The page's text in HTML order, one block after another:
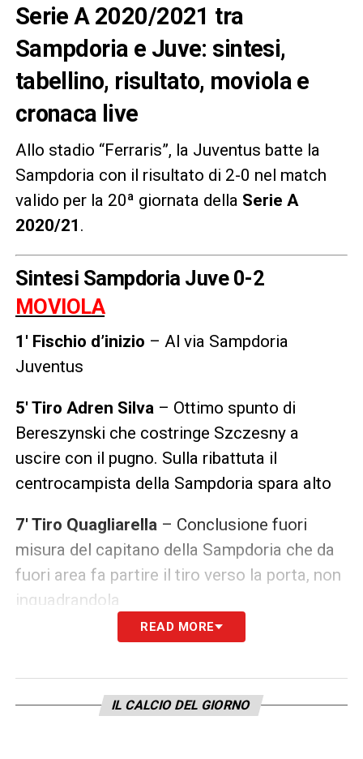
Serie A 2020/2021 tra
Sampdoria e Juve: sintesi,
tabellino, risultato, moviola e
cronaca live
Allo stadio “Ferraris”, la Juventus batte la
Sampdoria con il risultato di 2-0 nel match
valido per la 20ª giornata della Serie A
2020/21 .
Sintesi Sampdoria Juve 0-2
MOVIOLA
1′ Fischio d’inizio – Al via Sampdoria
Juventus
5′ Tiro Adren Silva– Ottimo spunto di
Bereszynski che costringe Szczesny a
uscire con il pugno. Sulla ribattuta il
centrocampista della Sampdoria spara alto
7′ Tiro Quagliarella– Conclusione fuori
misura del capitano della Sampdoria che da
fuori area fa partire il tiro verso la porta, non
inquadrandola
15′ Corner Juventus– Pallone in mezzo a
READ MORE
IL CALCIO DEL GIORNO